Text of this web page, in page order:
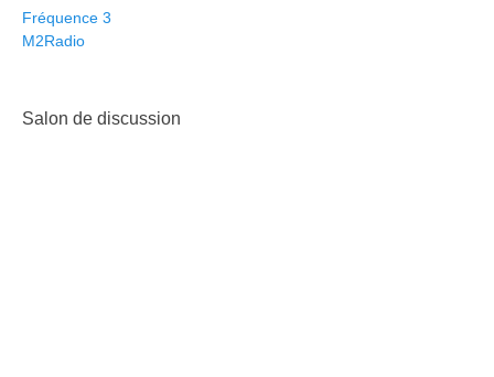
Fréquence 3
M2Radio
Salon de discussion